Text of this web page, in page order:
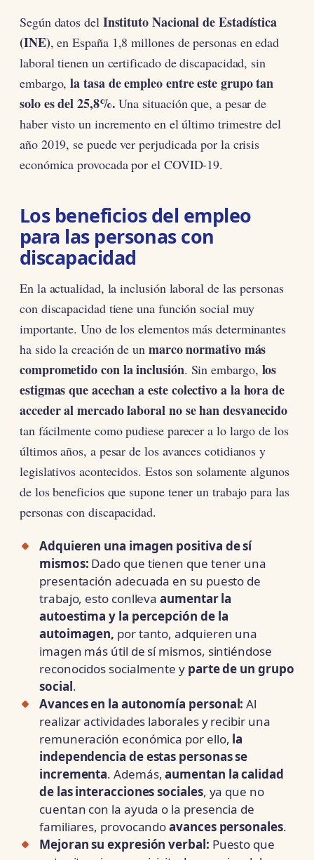
Según datos del Instituto Nacional de Estadística
(INE), en España 1,8 millones de personas en edad
laboral tienen un certificado de discapacidad, sin
embargo,la tasa de empleo entre este grupo tan
solo es del 25,8%. Una situación que, a pesar de
haber visto un incremento en el último trimestre del
año 2019, se puede ver perjudicada por la crisis
económica provocada por el COVID-19.
Los beneficios del empleo
para las personas con
discapacidad
En la actualidad, la inclusión laboral de las personas
con discapacidad tiene una función social muy
importante. Uno de los elementos más determinantes
ha sido la creación de un marco normativo más
comprometido con la inclusión. Sin embargo, los
estigmas que acechan a este colectivo a la hora de
acceder al mercado laboral no se han desvanecido
tan fácilmente como pudiese parecer a lo largo de los
últimos años, a pesar de los avances cotidianos y
legislativos acontecidos. Estos son solamente algunos
de los beneficios que supone tener un trabajo para las
personas con discapacidad.
Adquieren una imagen positiva de sí
mismos: Dado que tienen que tener una
presentación adecuada en su puesto de
trabajo, esto conllevaaumentar la
autoestima y la percepción de la
autoimagen, por tanto, adquieren una
imagen más útil de sí mismos, sintiéndose
reconocidos socialmente y parte de un grupo
social.
Avances en la autonomía personal:Al
realizar actividades laborales y recibir una
remuneración económica por ello, la
independencia de estas personas se
incrementa. Además,aumentan la calidad
de las interacciones sociales, ya que no
cuentan con la ayuda o la presencia de
familiares, provocandoavances personales.
Mejoran su expresión verbal: Puesto que